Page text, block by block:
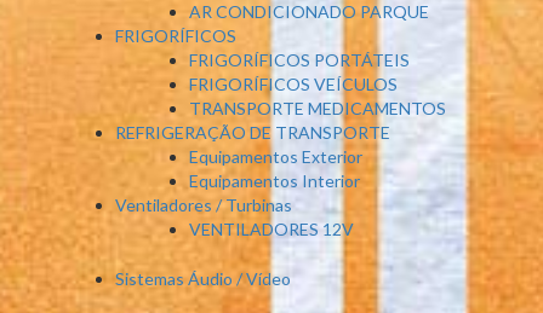
AR CONDICIONADO PARQUE
FRIGORÍFICOS
FRIGORÍFICOS PORTÁTEIS
FRIGORÍFICOS VEÍCULOS
TRANSPORTE MEDICAMENTOS
REFRIGERAÇÃO DE TRANSPORTE
Equipamentos Exterior
Equipamentos Interior
Ventiladores / Turbinas
VENTILADORES 12V
Sistemas Áudio / Vídeo